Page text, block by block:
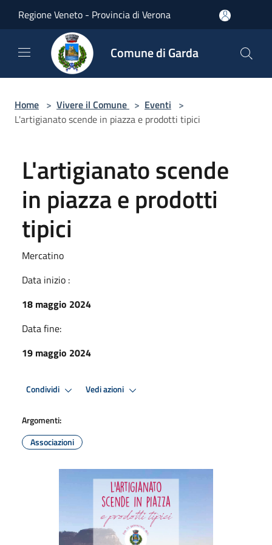
Regione Veneto - Provincia di Verona
Comune di Garda
Home > Vivere il Comune > Eventi >
L'artigianato scende in piazza e prodotti tipici
L'artigianato scende
in piazza e prodotti
tipici
Mercatino
Data inizio :
18 maggio 2024
Data fine:
19 maggio 2024
Condividi Vedi azioni
Argomenti:
Associazioni